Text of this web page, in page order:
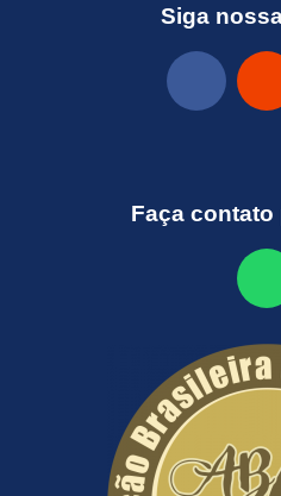
Siga
Faça contato